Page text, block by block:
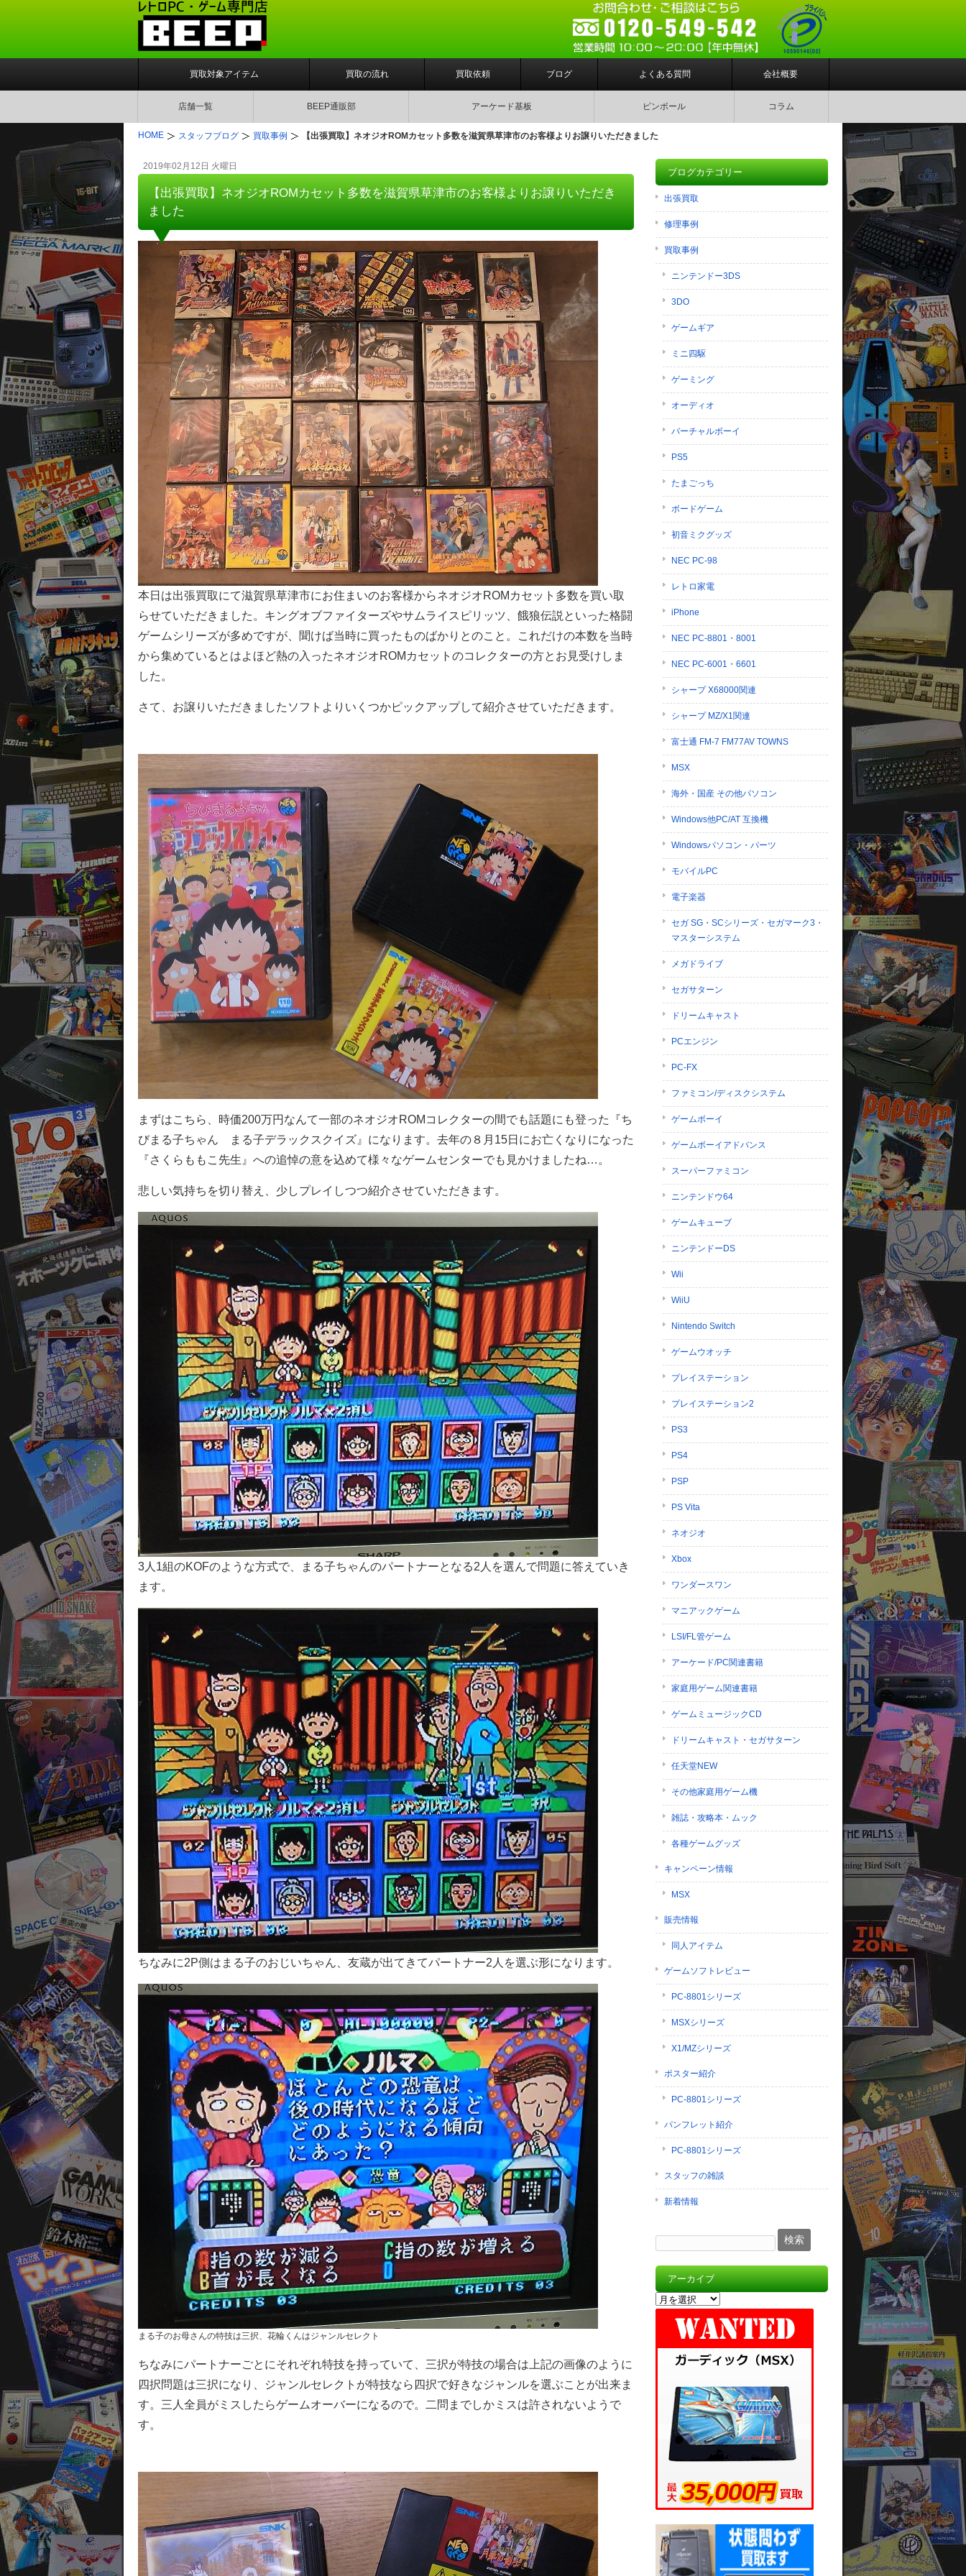
買取対象アイテム 買取の流れ 買取依頼 ブログ よくある質問 会社概要
店舗一覧 BEEP通販部 アーケード基板 ピンボール コラム
HOME スタッフブログ 買取事例 【出張買取】ネオジオROMカセット多数を滋賀県草津市のお客様よりお譲りいただきました
2019年02月12日 火曜日
【出張買取】ネオジオROMカセット多数を滋賀県草津市のお客様よりお譲りいただき
ました
本日は出張買取にて滋賀県草津市にお住まいのお客様からネオジオROMカセット多数を買い取
らせていただきました。キングオブファイターズやサムライスピリッツ、餓狼伝説といった格闘
ゲームシリーズが多めですが、聞けば当時に買ったものばかりとのこと。これだけの本数を当時
から集めているとはよほど熱の入ったネオジオROMカセットのコレクターの方とお見受けしま
した。
さて、お譲りいただきましたソフトよりいくつかピックアップして紹介させていただきます。
まずはこちら、時価200万円なんて一部のネオジオROMコレクターの間でも話題にも登った『ち
びまる子ちゃん まる子デラックスクイズ』になります。去年の８月15日にお亡くなりになった
『さくらももこ先生』への追悼の意を込めて様々なゲームセンターでも見かけましたね…。
悲しい気持ちを切り替え、少しプレイしつつ紹介させていただきます。
3人1組のKOFのような方式で、まる子ちゃんのパートナーとなる2人を選んで問題に答えていき
ます。
ちなみに2P側はまる子のおじいちゃん、友蔵が出てきてパートナー2人を選ぶ形になります。
まる子のお母さんの特技は三択、花輪くんはジャンルセレクト
ちなみにパートナーごとにそれぞれ特技を持っていて、三択が特技の場合は上記の画像のように
四択問題は三択になり、ジャンルセレクトが特技なら四択で好きなジャンルを選ぶことが出来ま
す。三人全員がミスしたらゲームオーバーになるので。二問までしかミスは許されないようで
す。
ブログカテゴリー
出張買取
修理事例
買取事例
ニンテンドー3DS
3DO
ゲームギア
ミニ四駆
ゲーミング
オーディオ
バーチャルボーイ
PS5
たまごっち
ボードゲーム
初音ミクグッズ
NEC PC-98
レトロ家電
iPhone
NEC PC-8801・8001
NEC PC-6001・6601
シャープ X68000関連
シャープ MZ/X1関連
富士通 FM-7 FM77AV TOWNS
MSX
海外・国産 その他パソコン
Windows他PC/AT 互換機
Windowsパソコン・パーツ
モバイルPC
電子楽器
セガ SG・SCシリーズ・セガマーク3・
マスターシステム
メガドライブ
セガサターン
ドリームキャスト
PCエンジン
PC-FX
ファミコン/ディスクシステム
ゲームボーイ
ゲームボーイアドバンス
スーパーファミコン
ニンテンドウ64
ゲームキューブ
ニンテンドーDS
Wii
WiiU
Nintendo Switch
ゲームウオッチ
プレイステーション
プレイステーション2
PS3
PS4
PSP
PS Vita
ネオジオ
Xbox
ワンダースワン
マニアックゲーム
LSI/FL管ゲーム
アーケード/PC関連書籍
家庭用ゲーム関連書籍
ゲームミュージックCD
ドリームキャスト・セガサターン
任天堂NEW
その他家庭用ゲーム機
雑誌・攻略本・ムック
各種ゲームグッズ
キャンペーン情報
MSX
販売情報
同人アイテム
ゲームソフトレビュー
PC-8801シリーズ
MSXシリーズ
X1/MZシリーズ
ポスター紹介
PC-8801シリーズ
パンフレット紹介
PC-8801シリーズ
スタッフの雑談
新着情報
アーカイブ